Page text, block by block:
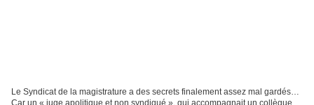
Le Syndicat de la magistrature a des secrets finalement assez mal gardés…
Car un « juge apolitique et non syndiqué », qui accompagnait un collègue